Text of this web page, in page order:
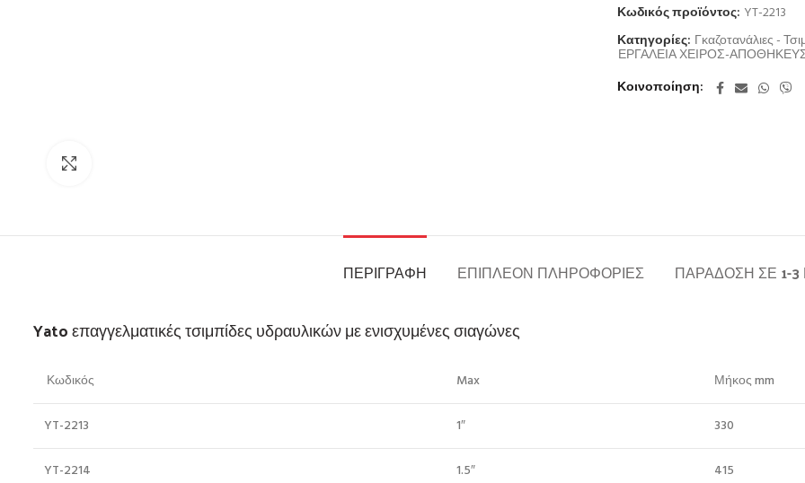
Κωδικός προϊόντος: YT-2213
Κατηγορίες: Γκαζοτανάλιες -
ΕΡΓΑΛΕΙΑ ΧΕΙΡΟΣ-
Κοινοποίηση
ΠΕΡΙΓΡΑΦΉ ΕΠΙΠΛΈΟΝ ΠΛΗΡΟΦΟΡΊΕΣ ΠΑΡΆΔΟΣΗ ΣΕ 1-
Yato επαγγελματικές τσιμπίδες υδραυλικών με ενισχυμένες σιαγώνες
Κωδικός Max Μήκος mm
YT-2213 1″ 330
YT-2214 1.5″ 415